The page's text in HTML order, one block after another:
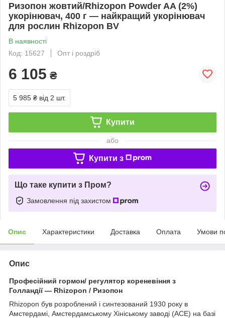
Ризопон жовтий/Rhizopon Powder AA (2%)
укорінювач, 400 г — найкращий укорінювач
для рослин Rhizopon BV
В наявності
Код: 15627
Опт і роздріб
6 105 ₴
5 985 ₴ від 2 шт.
Купити
або
Купити з
Що таке купити з Пром?
Замовлення під захистом
Опис Характеристики Доставка Оплата Умови
Опис
Професійний гормон/ регулятор кореневіння з
Голландії — Rhizopon / Ризопон
Rhizopon був розроблений і синтезований 1930 року в
Амстердамі, Амстердамському Хініському заводі (АСЕ) на базі